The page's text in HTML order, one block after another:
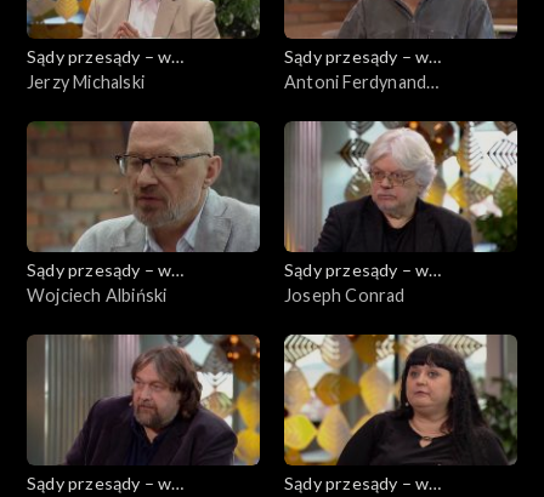
Sądy przesądy – w
powiększeniu
Jerzy Michalski
Sądy przesądy – w
powiększeniu
Antoni Ferdynand
Sądy przesądy – w
powiększeniu
Wojciech Albiński
Sądy przesądy – w
powiększeniu
Joseph Conrad
Sądy przesądy – w
Sądy przesądy – w